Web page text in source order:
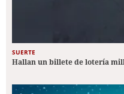
SUERTE
Hallan un billete de lotería